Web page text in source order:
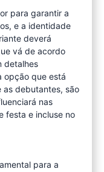
para garantir a
e a identidade
deverá
vá de acordo
detalhes
opção que está
as debutantes, são
nas
festa e incluse no
para a